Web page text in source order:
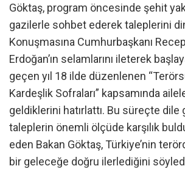
Göktaş, program öncesinde şehit
gazilerle sohbet ederek taleplerini
Konuşmasına Cumhurbaşkanı
Erdoğan’ın selamlarını ileterek
geçen yıl 18 ilde düzenlenen
Kardeşlik Sofraları” kapsamında
geldiklerini hatırlattı. Bu süreçte dile
taleplerin önemli ölçüde karşılık
eden Bakan Göktaş, Türkiye’nin
bir geleceğe doğru ilerlediğini